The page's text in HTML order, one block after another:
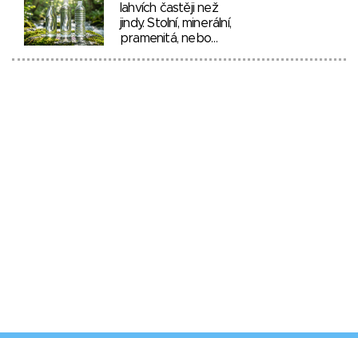
lahvích častěji než
jindy. Stolní, minerální,
pramenitá, nebo…